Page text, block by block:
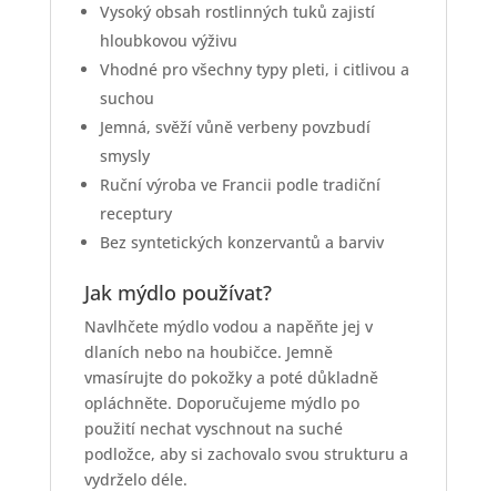
Vysoký obsah rostlinných tuků zajistí
hloubkovou výživu
Vhodné pro všechny typy pleti, i citlivou a
suchou
Jemná, svěží vůně verbeny povzbudí
smysly
Ruční výroba ve Francii podle tradiční
receptury
Bez syntetických konzervantů a barviv
Jak mýdlo používat?
Navlhčete mýdlo vodou a napěňte jej v
dlaních nebo na houbičce. Jemně
vmasírujte do pokožky a poté důkladně
opláchněte. Doporučujeme mýdlo po
použití nechat vyschnout na suché
podložce, aby si zachovalo svou strukturu a
vydrželo déle.